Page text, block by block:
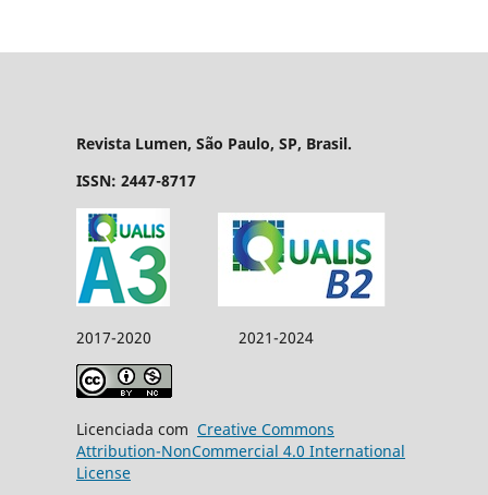
Revista Lumen, São Paulo, SP, Brasil.
ISSN: 2447-8717
2017-2020 2021-2024
Licenciada com Creative Commons
Attribution-NonCommercial 4.0 International
License